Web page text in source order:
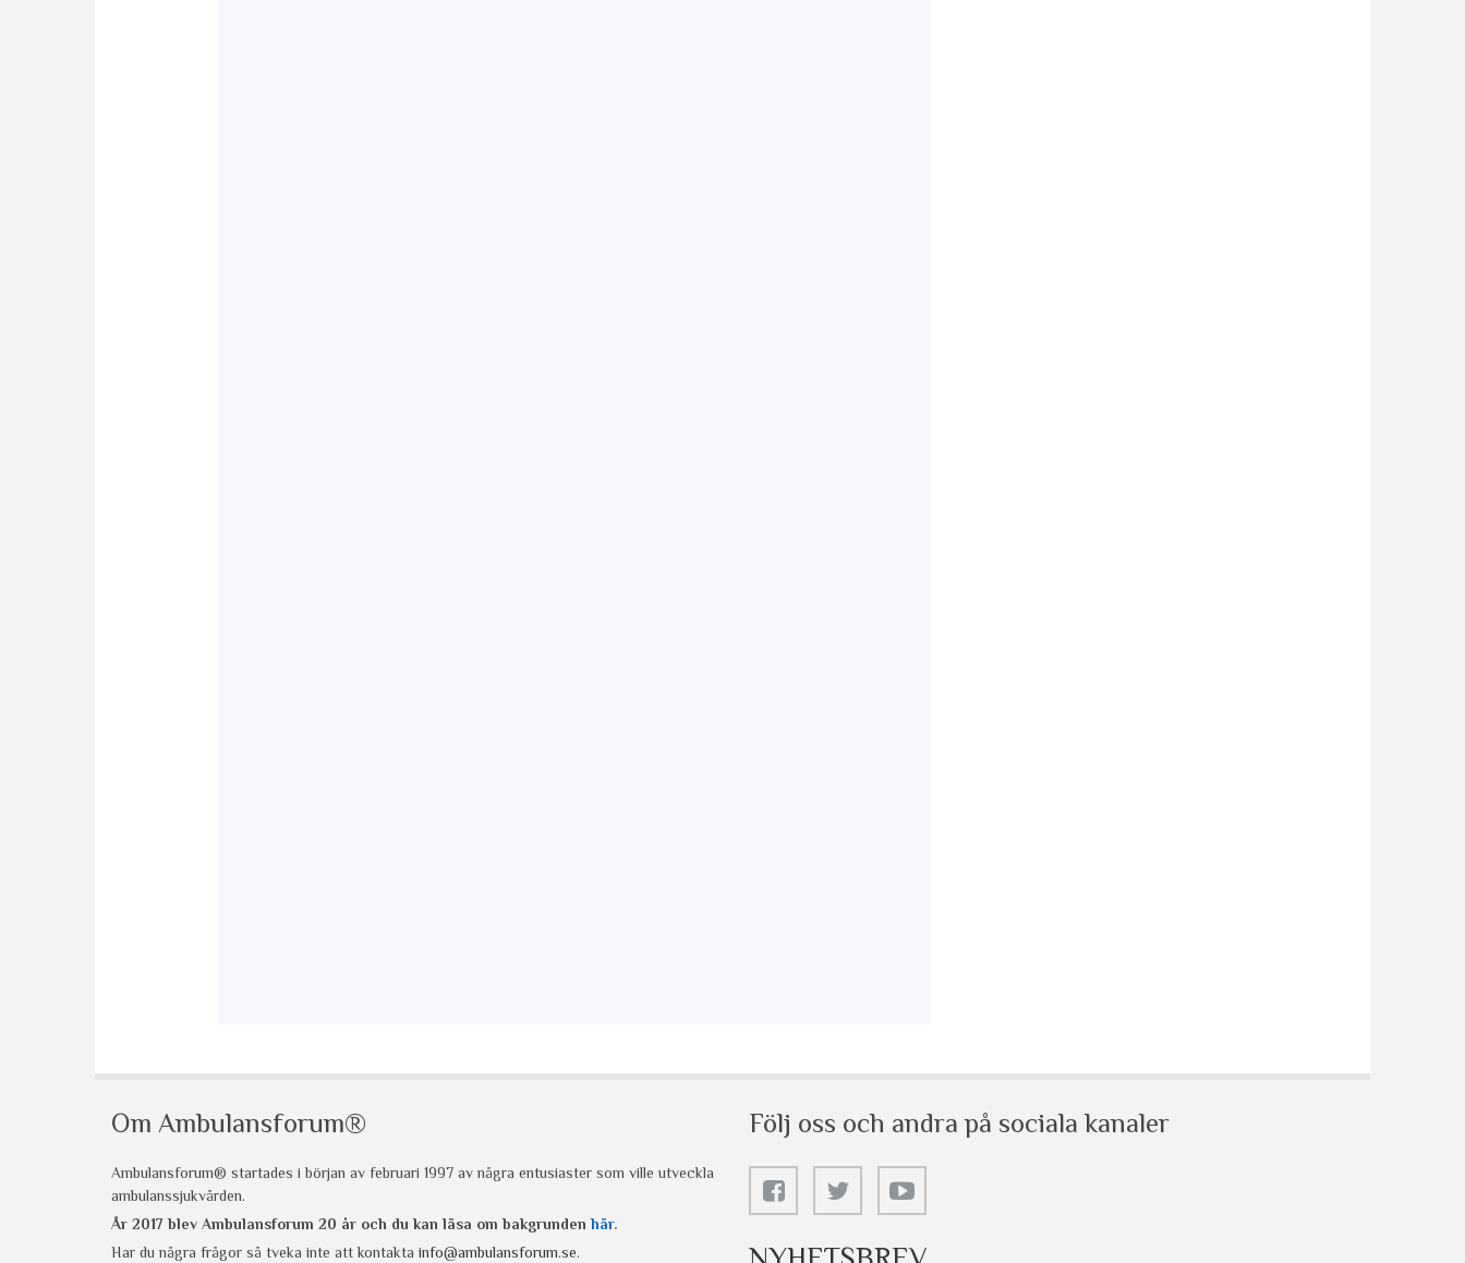
Om Ambulansforum®
Ambulansforum® startades i början av februari 1997 av några entusiaster som ville utveckla
ambulanssjukvården.
År 2017 blev Ambulansforum 20 år och du kan läsa om bakgrunden här.
Har du några frågor så tveka inte att kontakta info@ambulansforum.se.
Följ oss och andra på sociala kanaler